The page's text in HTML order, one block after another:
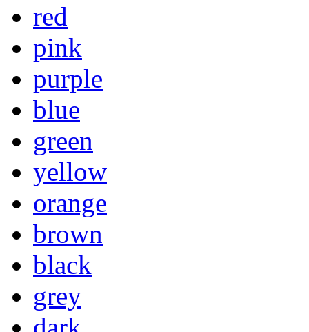
red
pink
purple
blue
green
yellow
orange
brown
black
grey